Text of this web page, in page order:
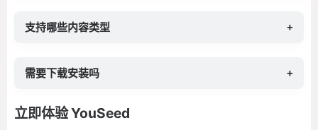
支持哪些内容类型 +
需要下载安装吗 +
立即体验 YouSeed